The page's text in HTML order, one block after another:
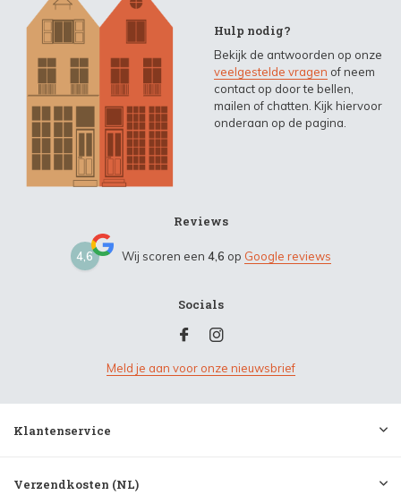
Hulp nodig?
Bekijk de antwoorden op onze
veelgestelde vragen of neem
contact op door te bellen,
mailen of chatten. Kijk hiervoor
onderaan op de pagina.
Reviews
4,6 Wij scoren een 4,6 op Google reviews
Socials
Meld je aan voor onze nieuwsbrief
Klantenservice
Verzendkosten (NL)